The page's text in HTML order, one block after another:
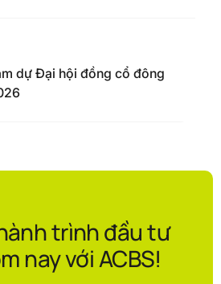
dự Đại hội đồng cổ đông
trình đầu tư
nay với ACBS!